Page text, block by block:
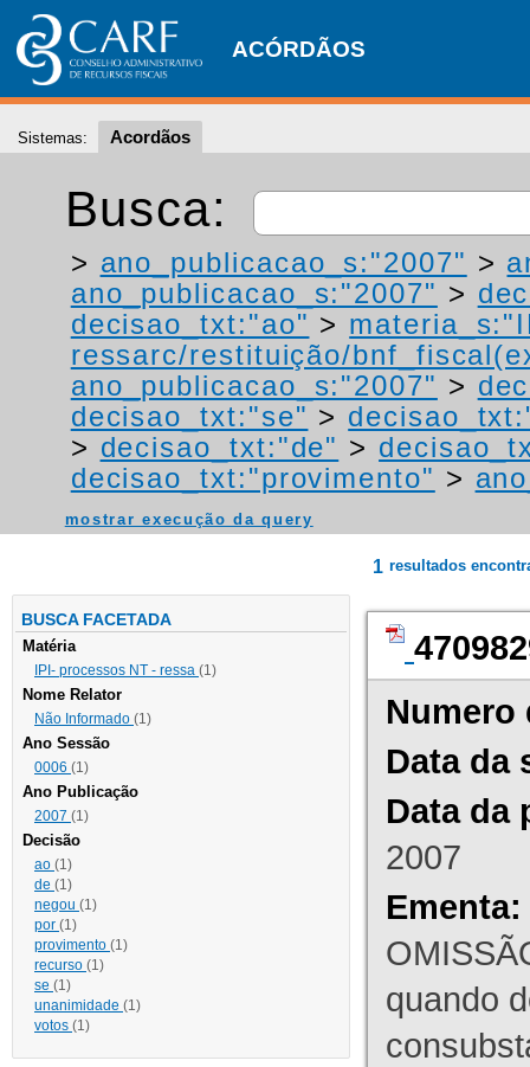
ACÓRDÃOS
Sistemas: Acordãos
Busca:
> ano_publicacao_s:"2007" >
ano_publicacao_s:"2007" >
decisao_txt:"ao" >
ressarc/restituição/
ano_publicacao_s:"2007" >
decisao_txt:"se" >
> decisao_txt:"de" >
decisao_txt:"provimento" >
mostrar execução da query
BUSCA FACETADA
Matéria
IPI- processos NT - ressa (1)
Nome Relator
Não Informado (1)
Ano Sessão
0006 (1)
Ano Publicação
2007 (1)
Decisão
ao (1)
de (1)
negou (1)
por (1)
provimento (1)
recurso (1)
se (1)
unanimidade (1)
votos (1)
1 resultados
Numero
Data da
Data da
2007
Ementa:
quando